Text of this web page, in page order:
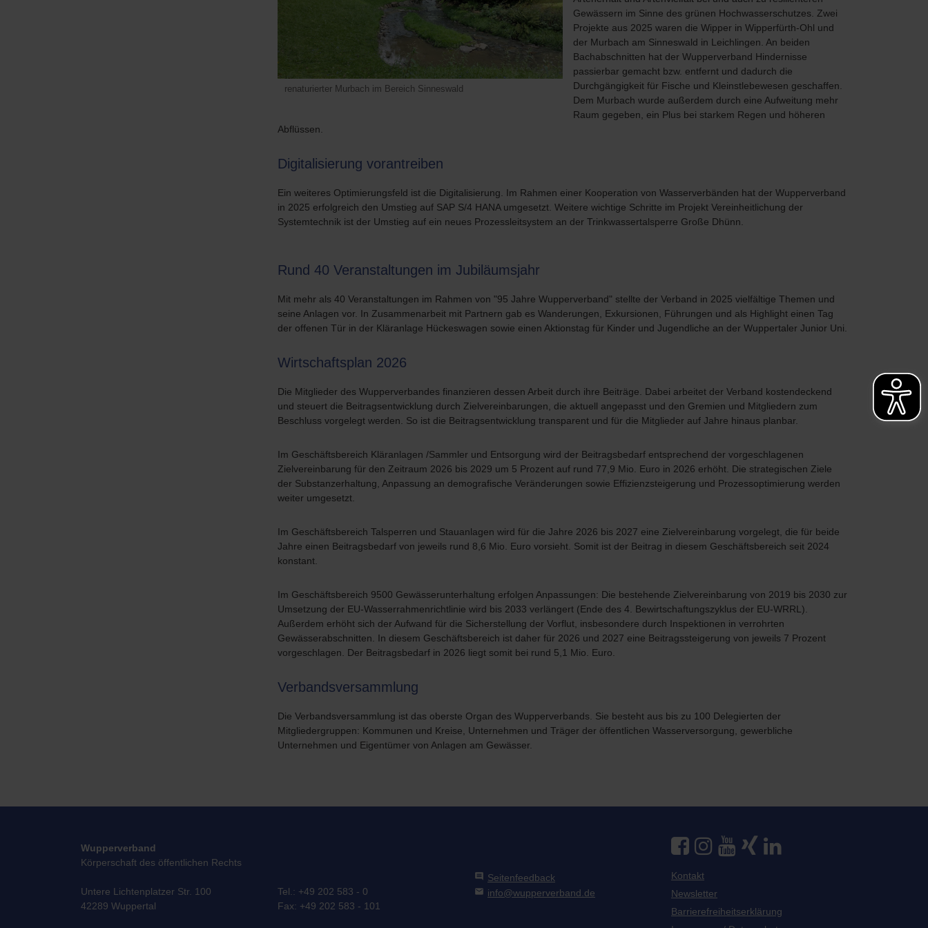
renaturierter Murbach im Bereich Sinneswald
Gewässern im Sinne des grünen Hochwasserschutzes. Zwei
Projekte aus 2025 waren die Wipper in Wipperfürth-Ohl und
der Murbach am Sinneswald in Leichlingen. An beiden
Bachabschnitten hat der Wupperverband Hindernisse
passierbar gemacht bzw. entfernt und dadurch die
Durchgängigkeit für Fische und Kleinstlebewesen geschaffen.
Dem Murbach wurde außerdem durch eine Aufweitung mehr
Raum gegeben, ein Plus bei starkem Regen und höheren
Abflüssen.
Digitalisierung vorantreiben
Ein weiteres Optimierungsfeld ist die Digitalisierung. Im Rahmen einer Kooperation von Wasserverbänden hat der Wupperverband
in 2025 erfolgreich den Umstieg auf SAP S/4 HANA umgesetzt. Weitere wichtige Schritte im Projekt Vereinheitlichung der
Systemtechnik ist der Umstieg auf ein neues Prozessleitsystem an der Trinkwassertalsperre Große Dhünn.
Rund 40 Veranstaltungen im Jubiläumsjahr
Mit mehr als 40 Veranstaltungen im Rahmen von "95 Jahre Wupperverband" stellte der Verband in 2025 vielfältige Themen und
seine Anlagen vor. In Zusammenarbeit mit Partnern gab es Wanderungen, Exkursionen, Führungen und als Highlight einen Tag
der offenen Tür in der Kläranlage Hückeswagen sowie einen Aktionstag für Kinder und Jugendliche an der Wuppertaler Junior Uni.
Wirtschaftsplan 2026
Die Mitglieder des Wupperverbandes finanzieren dessen Arbeit durch ihre Beiträge. Dabei arbeitet der Verband kostendeckend
und steuert die Beitragsentwicklung durch Zielvereinbarungen, die aktuell angepasst und den Gremien und Mitgliedern zum
Beschluss vorgelegt werden. So ist die Beitragsentwicklung transparent und für die Mitglieder auf Jahre hinaus planbar.
Im Geschäftsbereich Kläranlagen /Sammler und Entsorgung wird der Beitragsbedarf entsprechend der vorgeschlagenen
Zielvereinbarung für den Zeitraum 2026 bis 2029 um 5 Prozent auf rund 77,9 Mio. Euro in 2026 erhöht. Die strategischen Ziele
der Substanzerhaltung, Anpassung an demografische Veränderungen sowie Effizienzsteigerung und Prozessoptimierung werden
weiter umgesetzt.
Im Geschäftsbereich Talsperren und Stauanlagen wird für die Jahre 2026 bis 2027 eine Zielvereinbarung vorgelegt, die für beide
Jahre einen Beitragsbedarf von jeweils rund 8,6 Mio. Euro vorsieht. Somit ist der Beitrag in diesem Geschäftsbereich seit 2024
konstant.
Im Geschäftsbereich 9500 Gewässerunterhaltung erfolgen Anpassungen: Die bestehende Zielvereinbarung von 2019 bis 2030 zur
Umsetzung der EU-Wasserrahmenrichtlinie wird bis 2033 verlängert (Ende des 4. Bewirtschaftungszyklus der EU-WRRL).
Außerdem erhöht sich der Aufwand für die Sicherstellung der Vorflut, insbesondere durch Inspektionen in verrohrten
Gewässerabschnitten. In diesem Geschäftsbereich ist daher für 2026 und 2027 eine Beitragssteigerung von jeweils 7 Prozent
vorgeschlagen. Der Beitragsbedarf in 2026 liegt somit bei rund 5,1 Mio. Euro.
Verbandsversammlung
Die Verbandsversammlung ist das oberste Organ des Wupperverbands. Sie besteht aus bis zu 100 Delegierten der
Mitgliedergruppen: Kommunen und Kreise, Unternehmen und Träger der öffentlichen Wasserversorgung, gewerbliche
Unternehmen und Eigentümer von Anlagen am Gewässer.
Wupperverband
Körperschaft des öffentlichen Rechts
Untere Lichtenplatzer Str. 100
42289 Wuppertal
Tel.: +49 202 583 - 0
Fax: +49 202 583 - 101
comment Seitenfeedback
mail info@wupperverband.de
Kontakt
Newsletter
Barrierefreiheitserklärung